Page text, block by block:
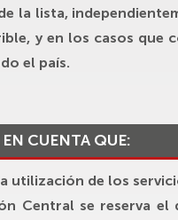
la lista,
y en los casos que
el país.
CUENTA QUE:
utilización de los
Central se reserva